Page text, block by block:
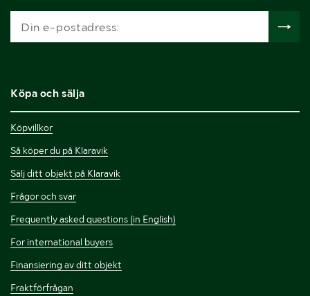
Köpa och sälja
Köpvillkor
Så köper du på Klaravik
Sälj ditt objekt på Klaravik
Frågor och svar
Frequently asked questions (in English)
For international buyers
Finansiering av ditt objekt
Fraktförfrågan